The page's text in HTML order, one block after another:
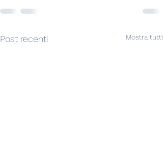
Post recenti Mostra tutti